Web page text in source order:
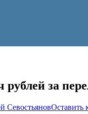
рублей за
СевостьяновОставить